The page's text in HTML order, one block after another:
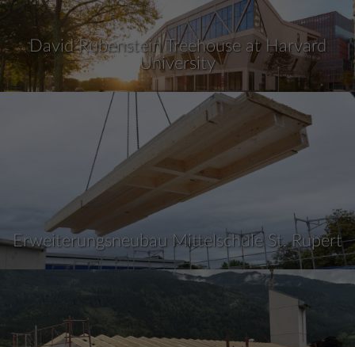
David Rubenstein Treehouse at Harvard
University
Erweiterungsneubau Mittelschule St. Rupert